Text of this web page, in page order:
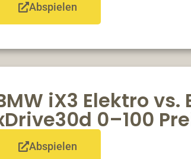
Abspielen
iX3 Elektro
0–100
Abspielen